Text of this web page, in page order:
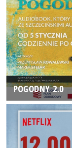
POGODNY 2.0